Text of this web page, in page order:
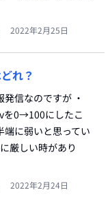
2022年2月25日
れ？
信なのですが ・
を0→100にしたこ
端に弱いと思ってい
厳しい時があり
2022年2月24日